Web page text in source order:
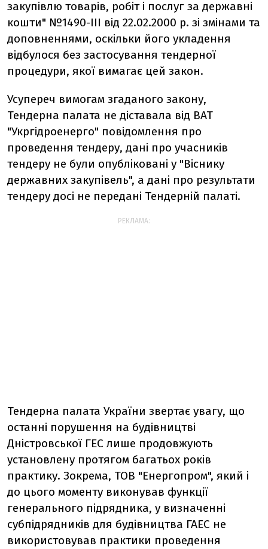
закупівлю товарів, робіт і послуг за державні
кошти" №1490-ІІІ від 22.02.2000 р. зі змінами та
доповненнями, оскільки його укладення
відбулося без застосування тендерної
процедури, якої вимагає цей закон.
Усупереч вимогам згаданого закону,
Тендерна палата не діставала від ВАТ
"Укргідроенерго" повідомлення про
проведення тендеру, дані про учасників
тендеру не були опубліковані у "Віснику
державних закупівель", а дані про результати
тендеру досі не передані Тендерній палаті.
РЕКЛАМА:
Тендерна палата України звертає увагу, що
останні порушення на будівництві
Дністровської ГЕС лише продовжують
установлену протягом багатьох років
практику. Зокрема, ТОВ "Енергопром", який і
до цього моменту виконував функції
генерального підрядника, у визначенні
субпідрядників для будівництва ГАЕС не
використовував практики проведення